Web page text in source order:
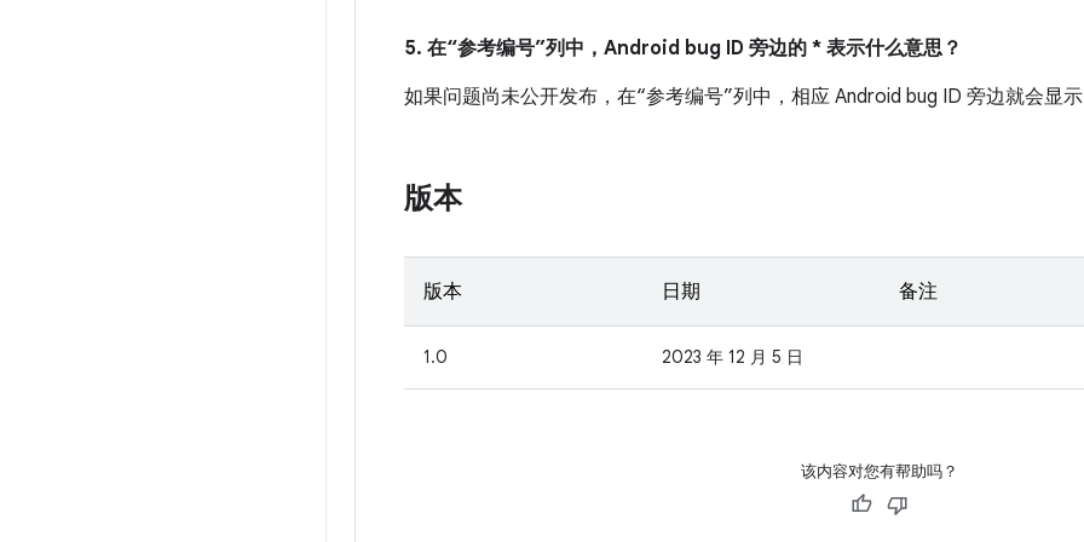
5. 在“参考编号”列中，Android bug ID 旁边的 * 表示什么意思？
如果问题尚未公开发布，在“参考编号”列中，相应 Android bug ID 旁边就会显
版本
版本 日期 备注
1.0 2023 年 12 月 5 日
该内容对您有帮助吗？